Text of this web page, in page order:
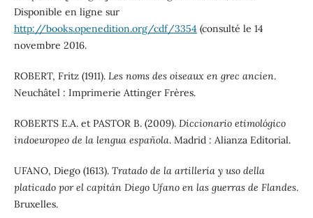
Disponible en ligne sur
http://books.openedition.org/cdf/3354 (consulté le 14
novembre 2016.
ROBERT, Fritz (1911). Les noms des oiseaux en grec ancien.
Neuchâtel : Imprimerie Attinger Frères.
ROBERTS E.A. et PASTOR B. (2009). Diccionario etimológico
indoeuropeo de la lengua española. Madrid : Alianza Editorial.
UFANO, Diego (1613). Tratado de la artillería y uso della
platicado por el capitán Diego Ufano en las guerras de Flandes.
Bruxelles.